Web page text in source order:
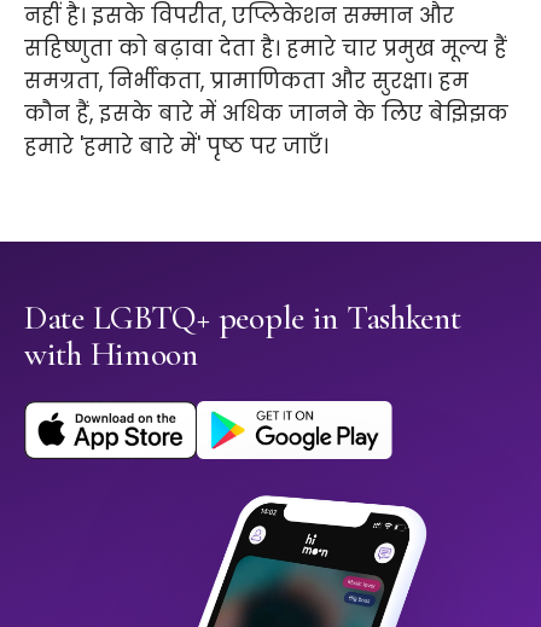
नहीं है। इसके विपरीत, एप्लिकेशन सम्मान और
सहिष्णुता को बढ़ावा देता है। हमारे चार प्रमुख मूल्य हैं
समग्रता, निर्भीकता, प्रामाणिकता और सुरक्षा। हम
कौन हैं, इसके बारे में अधिक जानने के लिए बेझिझक
हमारे 'हमारे बारे में' पृष्ठ पर जाएँ।
Date LGBTQ+ people in Tashkent
with Himoon